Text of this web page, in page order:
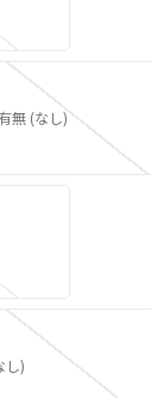
無 (なし)
し)